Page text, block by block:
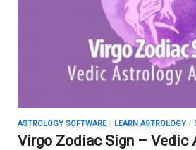
ASTROLOGY SOFTWARE/ LEARN ASTROLOGY /
Virgo Zodiac Sign – Vedic